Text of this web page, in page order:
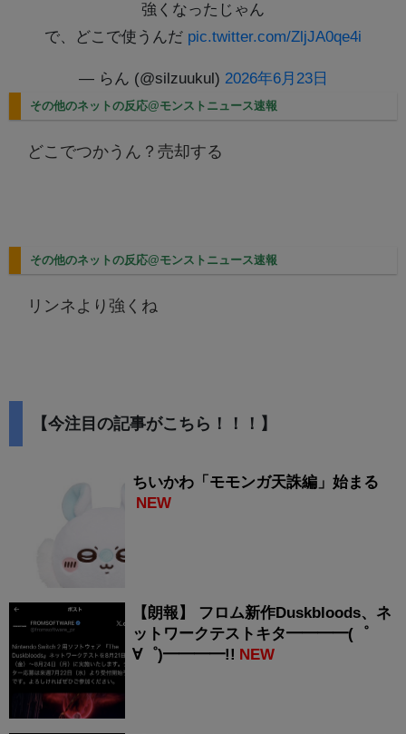
強くなったじゃん
で、どこで使うんだ pic.twitter.com/ZljJA0qe4i
— らん (@silzuukul) 2026年6月23日
その他のネットの反応@モンストニュース速報
どこでつかうん？売却する
その他のネットの反応@モンストニュース速報
リンネより強くね
【今注目の記事がこちら！！！】
ちいかわ「モモンガ天誅編」始まる
NEW
【朗報】 フロム新作Duskbloods、ネ
ットワークテストキタ━━━━(゜
∀゜)━━━━!! NEW